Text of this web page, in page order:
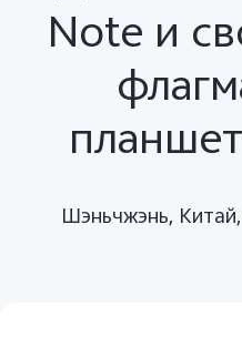
Note и
Шэньчжэнь,